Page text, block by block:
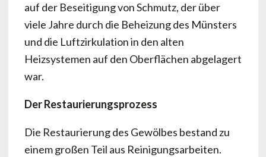
auf der Beseitigung von Schmutz, der über
viele Jahre durch die Beheizung des Münsters
und die Luftzirkulation in den alten
Heizsystemen auf den Oberflächen abgelagert
war.
Der Restaurierungsprozess
Die Restaurierung des Gewölbes bestand zu
einem großen Teil aus Reinigungsarbeiten.